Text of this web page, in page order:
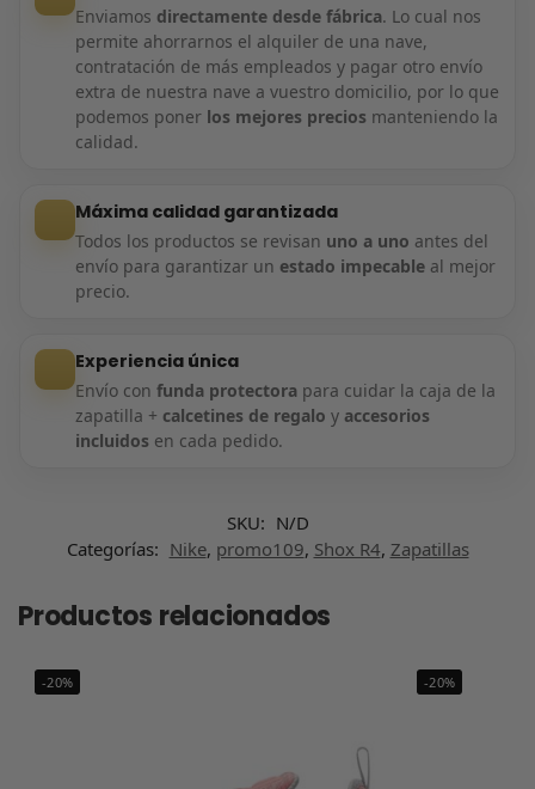
Enviamos directamente desde fábrica. Lo cual nos
permite ahorrarnos el alquiler de una nave,
contratación de más empleados y pagar otro envío
extra de nuestra nave a vuestro domicilio, por lo que
podemos poner los mejores precios manteniendo la
calidad.
Máxima calidad garantizada
Todos los productos se revisan uno a uno antes del
envío para garantizar un estado impecableal mejor
precio.
Experiencia única
Envío con funda protectorapara cuidar la caja de la
zapatilla + calcetines de regalo y accesorios
incluidos en cada pedido.
SKU: N/D
Categorías: Nike, promo109, Shox R4, Zapatillas
Productos relacionados
-20% -20%